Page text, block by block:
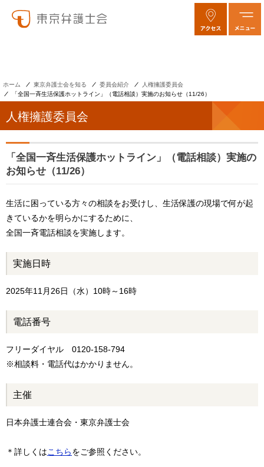
ホーム 東京弁護士会を知る 委員会紹介
人権擁護委員会
「全国一斉生活保護ホットライン」（電話相談）実施のお知らせ（11/26）
人権擁護委員会
「全国一斉生活保護ホットライン」（電話相談）実施の
お知らせ（11/26）
生活に困っている方々の相談をお受けし、生活保護の現場で何が起
きているかを明らかにするために、
全国一斉電話相談を実施します。
実施日時
2025年11月26日（水）10時～16時
電話番号
フリーダイヤル 0120-158-794
※相談料・ 電話代はかかりません。
主催
日本弁護士連合会・東京弁護士会
＊詳しくはこちらをご参照ください。